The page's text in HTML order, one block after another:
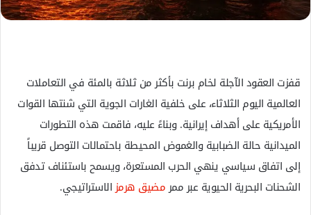
و
ا
قفزت العقود الآجلة لخام برنت بأكثر من ثلاثة بالمئة في التعاملات
العالمية اليوم الثلاثاء، على خلفية الغارات الجوية التي شنتها القوات
الأمريكية على أهداف إيرانية. وبناءً عليه، فاقمت هذه التطورات
الميدانية حالة الضبابية والغموض المحيطة باحتمالات التوصل قريباً
إلى اتفاق سياسي ينهي الحرب المستعرة، ويسمح باستئناف تدفق
الشحنات البحرية الحيوية عبر ممرمضيق هرمزالاستراتيجي.